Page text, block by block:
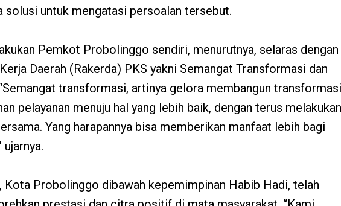
solusi untuk mengatasi persoalan tersebut.
Pemkot Probolinggo sendiri, menurutnya, selaras dengan
Daerah (Rakerda) PKS yakni Semangat Transformasi dan
transformasi, artinya gelora membangun transformasi
pelayanan menuju hal yang lebih baik, dengan terus melakukan
Yang harapannya bisa memberikan manfaat lebih bagi
ujarnya.
Kota Probolinggo dibawah kepemimpinan Habib Hadi, telah